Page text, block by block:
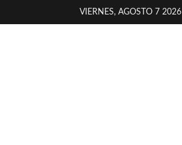
VIERNES, AGOSTO 7 2026